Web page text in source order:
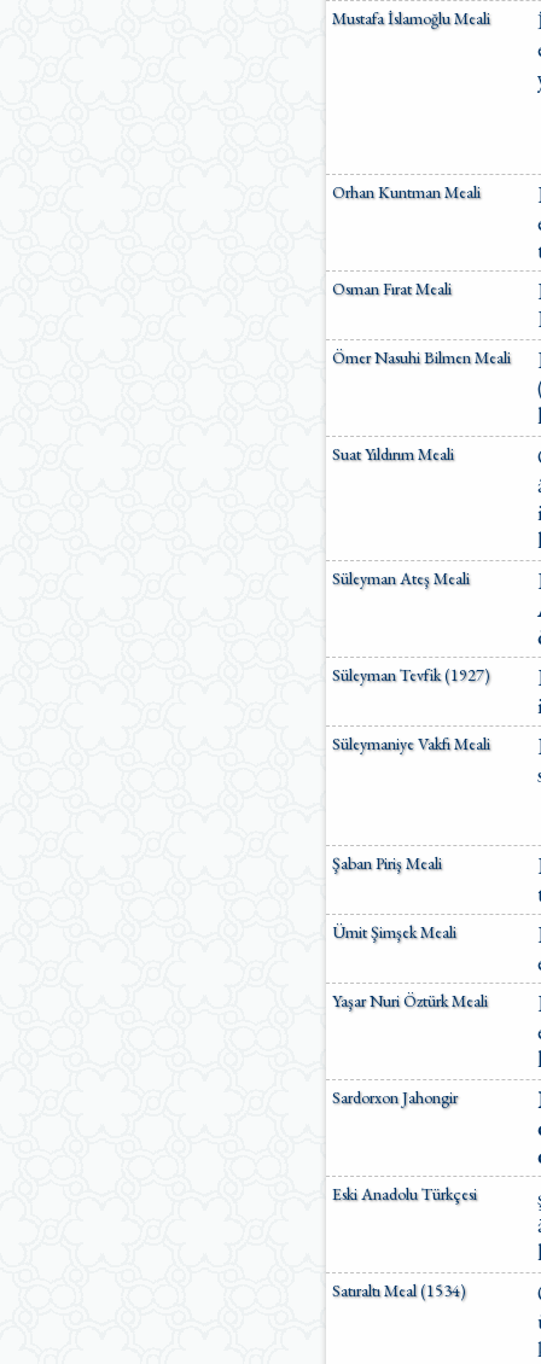
Mustafa İslamoğlu Meali
Orhan Kuntman Meali
Osman Fırat Meali
Ömer Nasuhi Bilmen Meali
Suat Yıldırım Meali
Süleyman Ateş Meali
Süleyman Tevfik (1927)
Süleymaniye Vakfı Meali
Şaban Piriş Meali
Ümit Şimşek Meali
Yaşar Nuri Öztürk Meali
Sardorxon Jahongir
Eski Anadolu Türkçesi
Satıraltı Meal (1534)